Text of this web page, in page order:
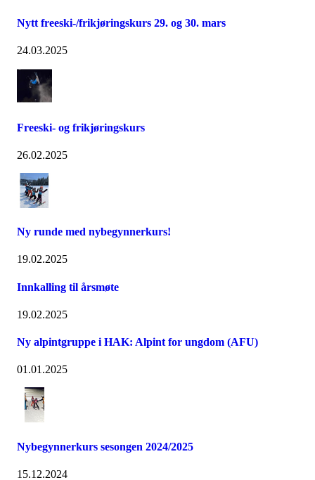
Nytt freeski-/frikjøringskurs 29. og 30. mars
24.03.2025
Freeski- og frikjøringskurs
26.02.2025
Ny runde med nybegynnerkurs!
19.02.2025
Innkalling til årsmøte
19.02.2025
Ny alpintgruppe i HAK: Alpint for ungdom (AFU)
01.01.2025
Nybegynnerkurs sesongen 2024/2025
15.12.2024